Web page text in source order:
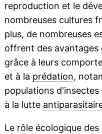
reproduction et le
nombreuses cultures
plus, de nombreuses
offrent des avantages
grâce à leurs
et à la prédation,
populations d'insectes
à la lutte
Le rôle écologique